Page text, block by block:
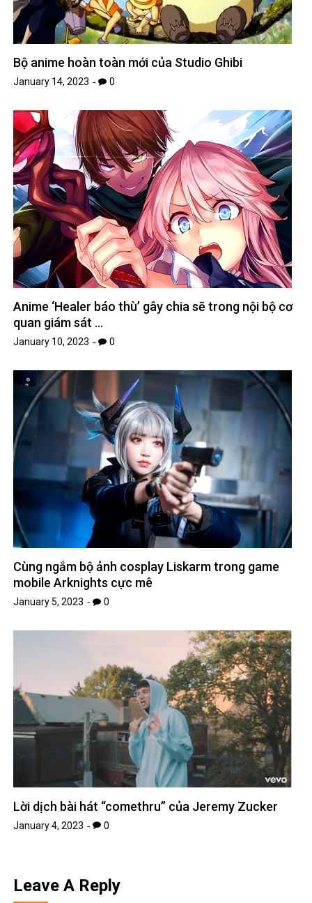
Bộ anime hoàn toàn mới của Studio Ghibi
January 14, 2023 0
Anime ‘Healer báo thù’ gây chia sẽ trong nội bộ cơ
quan giám sát …
January 10, 2023 0
Cùng ngắm bộ ảnh cosplay Liskarm trong game
mobile Arknights cực mê
January 5, 2023 0
Lời dịch bài hát “comethru” của Jeremy Zucker
January 4, 2023 0
Leave A Reply